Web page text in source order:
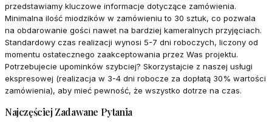
przedstawiamy kluczowe informacje dotyczące zamówienia.
Minimalna ilość miodzików w zamówieniu to 30 sztuk, co pozwala
na obdarowanie gości nawet na bardziej kameralnych przyjęciach.
Standardowy czas realizacji wynosi 5-7 dni roboczych, liczony od
momentu ostatecznego zaakceptowania przez Was projektu.
Potrzebujecie upominków szybciej? Skorzystajcie z naszej usługi
ekspresowej (realizacja w 3-4 dni robocze za dopłatą 30% wartości
zamówienia), aby mieć pewność, że wszystko dotrze na czas.
Najczęściej Zadawane Pytania